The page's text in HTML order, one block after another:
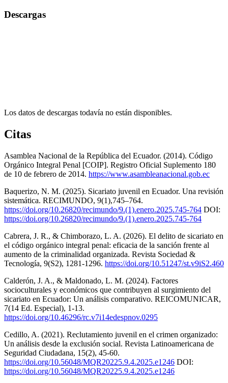
Descargas
Los datos de descargas todavía no están disponibles.
Citas
Asamblea Nacional de la República del Ecuador. (2014). Código
Orgánico Integral Penal [COIP]. Registro Oficial Suplemento 180
de 10 de febrero de 2014. https://www.asambleanacional.gob.ec
Baquerizo, N. M. (2025). Sicariato juvenil en Ecuador. Una revisión
sistemática. RECIMUNDO, 9(1),745–764.
https://doi.org/10.26820/recimundo/9.(1).enero.2025.745-764 DOI:
https://doi.org/10.26820/recimundo/9.(1).enero.2025.745-764
Cabrera, J. R., & Chimborazo, L. A. (2026). El delito de sicariato en
el código orgánico integral penal: eficacia de la sanción frente al
aumento de la criminalidad organizada. Revista Sociedad &
Tecnología, 9(S2), 1281-1296. https://doi.org/10.51247/st.v9iS2.460
Calderón, J. A., & Maldonado, L. M. (2024). Factores
socioculturales y económicos que contribuyen al surgimiento del
sicariato en Ecuador: Un análisis comparativo. REICOMUNICAR,
7(14 Ed. Especial), 1-13.
https://doi.org/10.46296/rc.v7i14edespnov.0295
Cedillo, A. (2021). Reclutamiento juvenil en el crimen organizado:
Un análisis desde la exclusión social. Revista Latinoamericana de
Seguridad Ciudadana, 15(2), 45-60.
https://doi.org/10.56048/MQR20225.9.4.2025.e1246 DOI:
https://doi.org/10.56048/MQR20225.9.4.2025.e1246